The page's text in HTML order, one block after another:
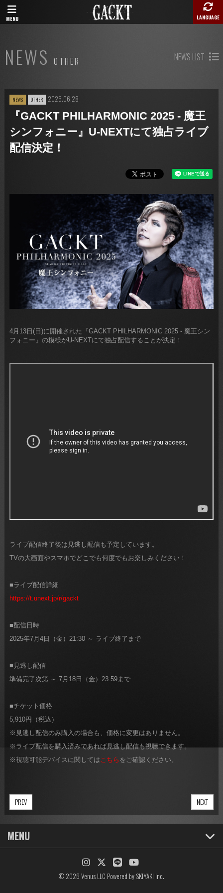
MENU LANGUAGE
NEWS OTHER NEWS LIST
NEWS OTHER 2025.06.28
『GACKT PHILHARMONIC 2025 - 魔王
シンフォニー』U-NEXTにて独占ライブ
配信決定！
4月13日(日)に開催された『GACKT PHILHARMONIC 2025 - 魔王シン
フォニー』の模様がU-NEXTにて独占配信することが決定！
ライブ配信終了後は見逃し配信も予定しています。
TVの大画面やスマホでどこでも何度でもお楽しみください！
■ライブ配信詳細
https://t.unext.jp/r/gackt
■配信日時
2025年7月4日（金）21:30 ～ ライブ終了まで
■見逃し配信
準備完了次第 ～ 7月18日（金）23:59まで
■チケット価格
5,910円（税込）
※見逃し配信のみ購入の場合も、価格に変更はありません。
※ライブ配信を購入済みであれば見逃し配信も視聴できます。
※視聴可能デバイスに関しては こちら をご確認ください。
NEXT
PREV
MENU
© 2026 Venus LLC Powered by SKIYAKI Inc.